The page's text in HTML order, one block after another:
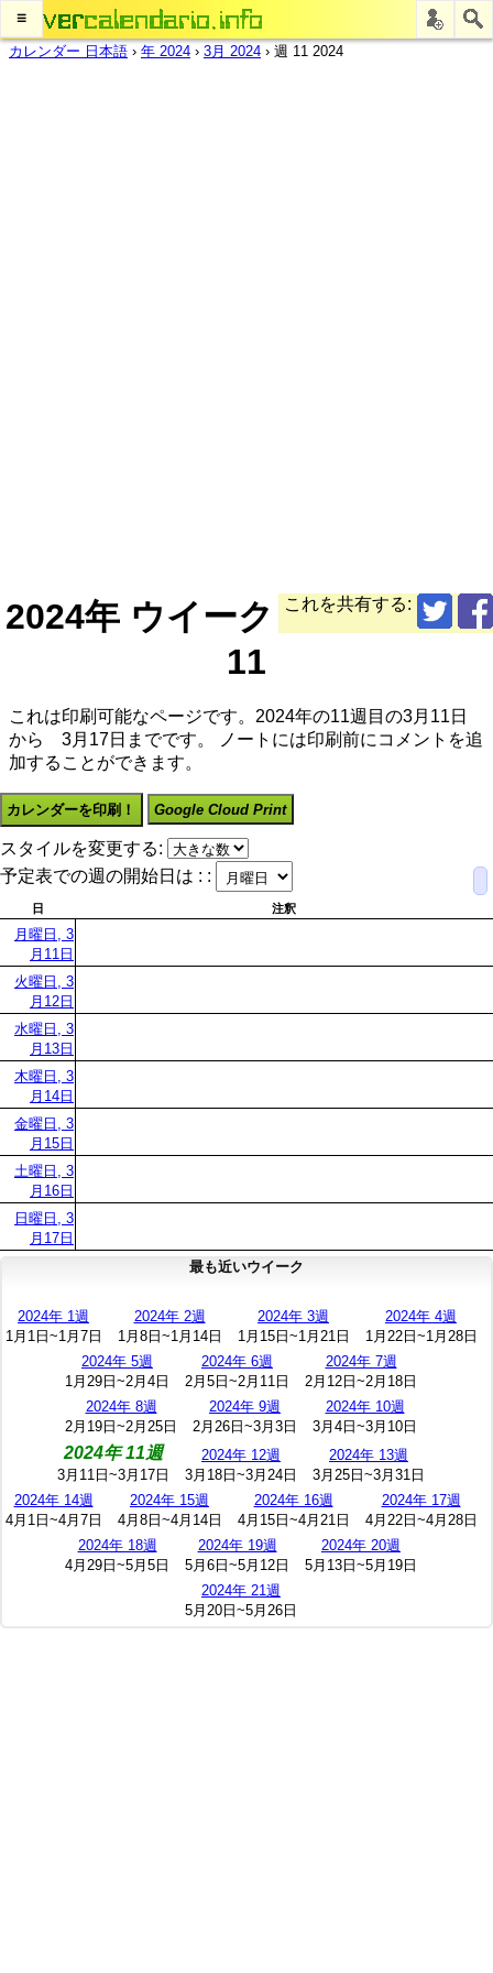
≡
カレンダー 日本語 › 年 2024 › 3月 2024 › 週 11 2024
これを共有する:
2024年 ウイーク
11
これは印刷可能なページです。2024年の11週目の3月11日
から 3月17日までです。 ノートには印刷前にコメントを追
加することができます。
カレンダーを印刷！ Google Cloud Print
スタイルを変更する:
予定表での週の開始日は : :
日 注釈
月曜日, 3
月11日
火曜日, 3
月12日
水曜日, 3
月13日
木曜日, 3
月14日
金曜日, 3
月15日
土曜日, 3
月16日
日曜日, 3
月17日
最も近いウイーク
2024年 1週
1月1日~1月7日
2024年 2週
1月8日~1月14日
2024年 3週
1月15日~1月21日
2024年 4週
1月22日~1月28日
2024年 5週
1月29日~2月4日
2024年 6週
2月5日~2月11日
2024年 7週
2月12日~2月18日
2024年 8週
2月19日~2月25日
2024年 9週
2月26日~3月3日
2024年 10週
3月4日~3月10日
2024年 11週
3月11日~3月17日
2024年 12週
3月18日~3月24日
2024年 13週
3月25日~3月31日
2024年 14週
4月1日~4月7日
2024年 15週
4月8日~4月14日
2024年 16週
4月15日~4月21日
2024年 17週
4月22日~4月28日
2024年 18週
4月29日~5月5日
2024年 19週
5月6日~5月12日
2024年 20週
5月13日~5月19日
2024年 21週
5月20日~5月26日